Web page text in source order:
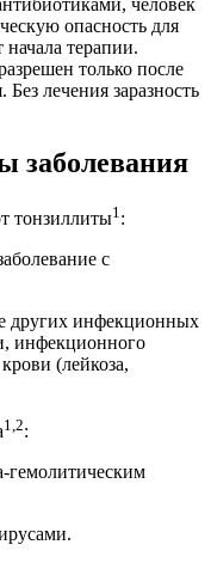
опасность для
терапии.
только после
лечения заразность
заболевания
тонзиллиты1 :
с
других инфекционных
инфекционного
(лейкоза,
1,2:
гемолитическим